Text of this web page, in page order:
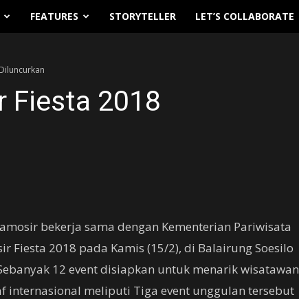
FEATURES STORYTELLER LET’S COLLABORATE
Fiesta 2018
bekerja sama dengan Kementerian Pariwisata
Fiesta 2018 pada Kamis (15/2), di Balairung Soesilo
12 event disiapkan untuk menarik wisatawan
internasional meliputi Tiga event unggulan tersebut